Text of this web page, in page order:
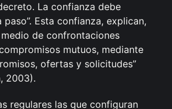
La confianza debe
Esta confianza, explican,
de confrontaciones
mutuos, mediante
ofertas y solicitudes”
2003).
regulares las que configuran